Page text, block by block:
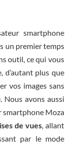
smartphone
un premier temps
outil, ce qui vous
plus que
vos images sans
Nous avons aussi
smartphone Moza
de vues, allant
par le mode